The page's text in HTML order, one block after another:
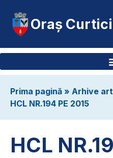
Oraș Curtici
Prima pagină » Arhive
HCL NR.194 PE 2015
HCL